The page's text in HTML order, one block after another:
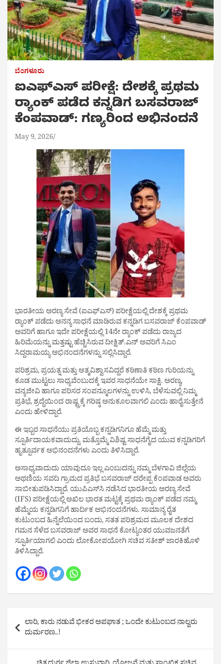
ಬೆಂಗಳೂರು
ಐಎಫ್‌ಎಸ್ ಪರೀಕ್ಷೆ: ದೇಶಕ್ಕೆ ಪ್ರಥಮ
ರ‌್ಯಾಂಕ್ ಪಡೆದ ಕನ್ನಡಿಗ ಬಸವರಾಜ್
ಕೆಂಪವಾಡ್: ಗಣ್ಯರಿಂದ ಅಭಿನಂದನೆ
May 9, 2026
ಭಾರತೀಯ ಅರಣ್ಯ ಸೇವೆ (ಐಎಫ್‌ಎಸ್) ಪರೀಕ್ಷೆಯಲ್ಲಿ ದೇಶಕ್ಕೆ ಪ್ರಥಮ
ರ‌್ಯಾಂಕ್ ಪಡೆದು ಅನನ್ಯ ಸಾಧನೆ ಮಾಡಿರುವ ಕನ್ನಡಿಗ ಬಸವರಾಜ್ ಕೆಂಪವಾಡ್
ಅವರಿಗೆ ಹಾಗೂ ಇದೇ ಪರೀಕ್ಷೆಯಲ್ಲಿ 14ನೇ ರ‌್ಯಾಂಕ್ ಪಡೆದು ರಾಜ್ಯದ
ಹಿರಿಮೆಯನ್ನು ಮತ್ತಷ್ಟು ಹೆಚ್ಚಿಸಿರುವ ದೀಕ್ಷಿತ್.ಎನ್ ಅವರಿಗೆ ಸಿಎಂ
ಸಿದ್ದರಾಮಯ್ಯ ಅಭಿನಂದನೆಗಳನ್ನು ಸಲ್ಲಿಸಿದ್ದಾರೆ.
ಪರಿಶ್ರಮ, ಪ್ರಯತ್ನ ಮತ್ತು ಆತ್ಮವಿಶ್ವಾಸವಿದ್ದರೆ ಕಠಿಣಾತಿ ಕಠಿಣ ಗುರಿಯನ್ನು
ಕೂಡ ಮುಟ್ಟಲು ಸಾಧ್ಯವೆಂಬುದಕ್ಕೆ ಇವರ ಸಾಧನೆಯೇ ಸಾಕ್ಷಿ. ಅರಣ್ಯ,
ವನ್ಯಜೀವಿ ಹಾಗೂ ಪರಿಸರ ಸಂಪನ್ಮೂಲಗಳನ್ನು ಉಳಿಸಿ, ಬೆಳೆಸುವಲ್ಲಿ ನಿಮ್ಮ
ಪ್ರತಿಭೆ, ಶ್ರದ್ಧೆಯಿಂದ ರಾಷ್ಟ್ರಕ್ಕೆ ಗರಿಷ್ಠ ಅನುಕೂಲವಾಗಲಿ ಎಂದು ಹಾರೈಸುತ್ತೇನೆ
ಎಂದು ಹೇಳಿದ್ದಾರೆ.
ಈ ಇಬ್ಬರ ಸಾಧನೆಯು ಪ್ರತಿಯೊಬ್ಬ ಕನ್ನಡಿಗನಿಗೂ ಹೆಮ್ಮೆ ಮತ್ತು
ಸ್ಪೂರ್ತಿದಾಯಕವಾದುದ್ದು. ಮತ್ತೊಮ್ಮೆ ವಿಶಿಷ್ಟ ಸಾಧನೆಗೈದ ಯುವ ಕನ್ನಡಿಗರಿಗೆ
ಹೃತ್ಪೂರ್ವಕ ಅಭಿನಂದನೆಗಳು ಎಂದು ತಿಳಿಸಿದ್ದಾರೆ.
ಅಸಾಧ್ಯವಾದುದು ಯಾವುದೂ ಇಲ್ಲ ಎಂಬುದನ್ನು ನಮ್ಮ ಬೆಳಗಾವಿ ಜಿಲ್ಲೆಯ
ಅಥಣಿಯ ಸವದಿ ಗ್ರಾಮದ ಪ್ರತಿಭೆ ಬಸವರಾಜ್ ದರೇಪ್ಪ ಕೆಂಪವಾಡ ಅವರು
ಸಾಬೀತುಪಡಿಸಿದ್ದಾರೆ. ಯುಪಿಎಸ್​ಸಿ ನಡೆಸಿದ ಭಾರತೀಯ ಅರಣ್ಯ ಸೇವೆ
(IFS) ಪರೀಕ್ಷೆಯಲ್ಲಿ ಅಖಿಲ ಭಾರತ ಮಟ್ಟಕ್ಕೆ ಪ್ರಥಮ ರ‍್ಯಾಂಕ್ ಪಡೆದ ನಮ್ಮ
ಹೆಮ್ಮೆಯ ಕನ್ನಡಿಗನಿಗೆ ಹಾರ್ದಿಕ ಅಭಿನಂದನೆಗಳು. ಸಾಮಾನ್ಯ ರೈತ
ಕುಟುಂಬದ ಹಿನ್ನೆಲೆಯಿಂದ ಬಂದು, ಸತತ ಪರಿಶ್ರಮದ ಮೂಲಕ ದೇಶದ
ಗಮನ ಸೆಳೆದ ಬಸವರಾಜ್ ಅವರ ಸಾಧನೆ ಕೋಟ್ಯಂತರ ಯುವಜನತೆಗೆ
ಸ್ಫೂರ್ತಿಯಾಗಲಿ ಎಂದು ಲೋಕೋಪಯೋಗಿ ಸಚಿವ ಸತೀಶ್ ಜಾರಕಿಹೊಳಿ
ತಿಳಿಸಿದ್ದಾರೆ.
Post
navigation
ಲಾರಿ, ಕಾರು‌ ನಡುವೆ ಭೀಕರ ಅಪಘಾತ ; ಒಂದೇ ಕುಟುಂಬದ ನಾಲ್ವರು
ದುರ್ಮರಣ..!